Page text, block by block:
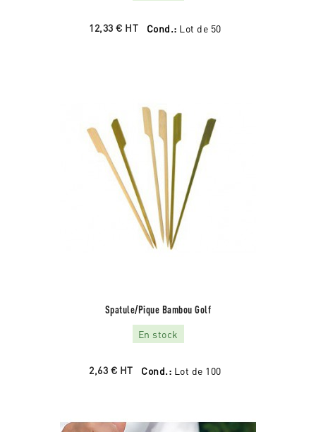
12,33 € HT Cond.: Lot de 50
Spatule/pique Bambou Golf
En stock
2,63 € HT Cond.: Lot de 100